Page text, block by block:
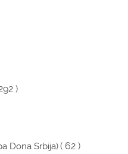
)
Dona Srbija)( 62 )